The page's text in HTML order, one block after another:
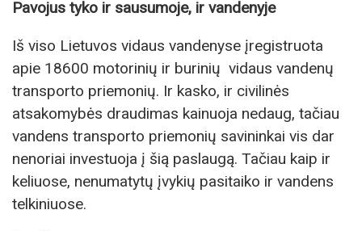
Pavojus tyko ir sausumoje, ir vandenyje
Iš viso Lietuvos vidaus vandenyse įregistruota
apie 18600 motorinių ir burinių vidaus vandenų
transporto priemonių. Ir kasko, ir civilinės
atsakomybės draudimas kainuoja nedaug, tačiau
vandens transporto priemonių savininkai vis dar
nenoriai investuoja į šią paslaugą. Tačiau kaip ir
keliuose, nenumatytų įvykių pasitaiko ir vandens
telkiniuose.